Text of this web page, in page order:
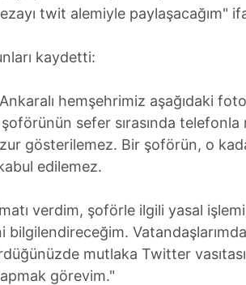
twit alemiyle paylaşacağım"
kaydetti:
hemşehrimiz aşağıdaki
sefer sırasında telefonla
gösterilemez. Bir şoförün, o
edilemez.
verdim, şoförle ilgili yasal
bilgilendireceğim.
mutlaka Twitter
görevim."